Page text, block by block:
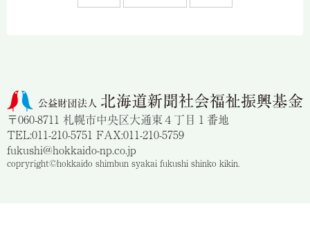
〒060-8711 札幌市中央区大通東４丁目１番地
TEL:011-210-5751 FAX:011-210-5759
fukushi@hokkaido-np.co.jp
copryright©hokkaido shimbun syakai fukushi shinko kikin.